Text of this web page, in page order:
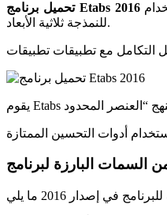
تحميل برنامج Etabs 2016هو برنامج خضع لأبحاث مكثفة على مدار 40 عامًا من أجل التغلب على القيود الرسومية للإصدارات السابقة والتطبيقات الأخرى وإنشاء مجموعة أدوات ممتازة وسهلة الاستخدام
للنمذجة ثلاثية الأبعاد.